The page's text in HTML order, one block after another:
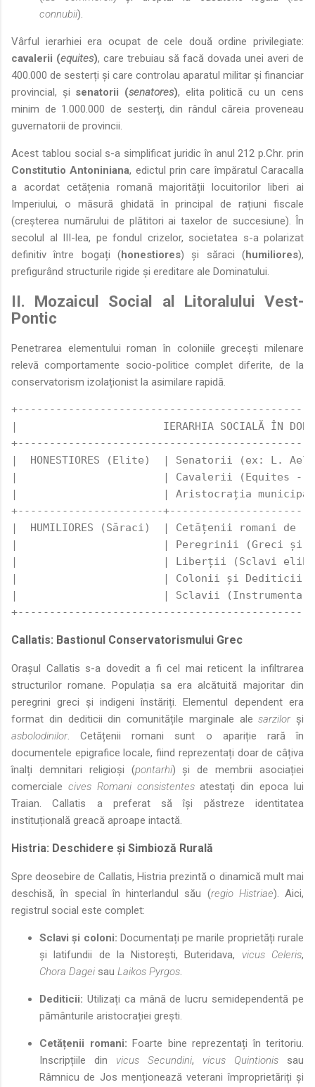
connubii).
Vârful ierarhiei era ocupat de cele două ordine privilegiate:
cavalerii (equites), care trebuiau să facă dovada unei averi de
400.000 de sesterți și care controlau aparatul militar și financiar
provincial, și senatorii (senatores), elita politică cu un cens
minim de 1.000.000 de sesterți, din rândul căreia proveneau
guvernatorii de provincii.
Acest tablou social s-a simplificat juridic în anul 212 p.Chr. prin
Constitutio Antoniniana, edictul prin care împăratul Caracalla
a acordat cetățenia romană majorității locuitorilor liberi ai
Imperiului, o măsură ghidată în principal de rațiuni fiscale
(creșterea numărului de plătitori ai taxelor de succesiune). În
secolul al III-lea, pe fondul crizelor, societatea s-a polarizat
definitiv între bogați (honestiores) și săraci (humiliores),
prefigurând structurile rigide și ereditare ale Dominatului.
II. Mozaicul Social al Litoralului Vest-
Pontic
Penetrarea elementului roman în coloniile grecești milenare
relevă comportamente socio-politice complet diferite, de la
conservatorism izolaționist la asimilare rapidă.
|                       IERARHIA SOCIALĂ ÎN
|  HONESTIORES (Elite)  | Senatorii (ex: L.
|                       | Cavalerii (Equites -
|                       | Aristocrația
+-----------------------
|  HUMILIORES (Săraci)  | Cetățenii romani de
|                       | Peregrinii (Greci și
|                       | Liberții (Sclavi
|                       | Colonii și Dediticii
|                       | Sclavii
Callatis: Bastionul Conservatorismului Grec
Orașul Callatis s-a dovedit a fi cel mai reticent la infiltrarea
structurilor romane. Populația sa era alcătuită majoritar din
peregrini greci și indigeni înstăriți. Elementul dependent era
format din dediticii din comunitățile marginale alesarzilorși
asbolodinilor. Cetățenii romani sunt o apariție rară în
documentele epigrafice locale, fiind reprezentați doar de câțiva
înalți demnitari religioși (pontarhi) și de membrii asociației
comerciale cives Romani consistentesatestați din epoca lui
Traian. Callatis a preferat să își păstreze identitatea
instituțională greacă aproape intactă.
Histria: Deschidere și Simbioză Rurală
Spre deosebire de Callatis, Histria prezintă o dinamică mult mai
deschisă, în special în hinterlandul său (regio Histriae). Aici,
registrul social este complet:
Sclavi și coloni: Documentați pe marile proprietăți rurale
și latifundii de la Nistorești, Buteridava, vicus Celeris,
Chora Dagei sau Laikos Pyrgos.
Dediticii: Utilizați ca mână de lucru semidependentă pe
pământurile aristocrației grești.
Cetățenii romani: Foarte bine reprezentați în teritoriu.
Inscripțiile din vicus Secundini, vicus Quintionis sau
Râmnicu de Jos menționează veterani împroprietăriți și